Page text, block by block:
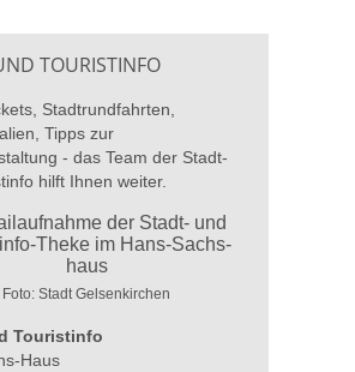
TOURISTINFO
Stadtrundfahrten,
Tipps zur
- das Team der Stadt-
hilft Ihnen weiter.
Foto: Stadt Gelsenkirchen
Touristinfo
Haus